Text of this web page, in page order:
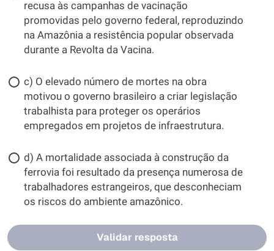
recusa às campanhas de vacinação
promovidas pelo governo federal, reproduzindo
na Amazônia a resistência popular observada
durante a Revolta da Vacina.
c) O elevado número de mortes na obra
motivou o governo brasileiro a criar legislação
trabalhista para proteger os operários
empregados em projetos de infraestrutura.
d) A mortalidade associada à construção da
ferrovia foi resultado da presença numerosa de
trabalhadores estrangeiros, que desconheciam
os riscos do ambiente amazônico.
Validar resposta